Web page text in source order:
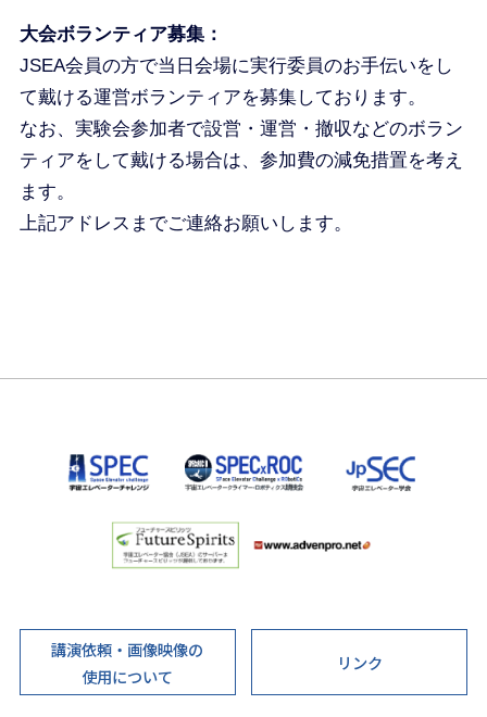
大会ボランティア募集：
JSEA会員の方で当日会場に実行委員のお手伝いをし
て戴ける運営ボランティアを募集しております。
なお、実験会参加者で設営・運営・撤収などのボラン
ティアをして戴ける場合は、参加費の減免措置を考え
ます。
上記アドレスまでご連絡お願いします。
講演依頼・画像映像の
使用について
リンク